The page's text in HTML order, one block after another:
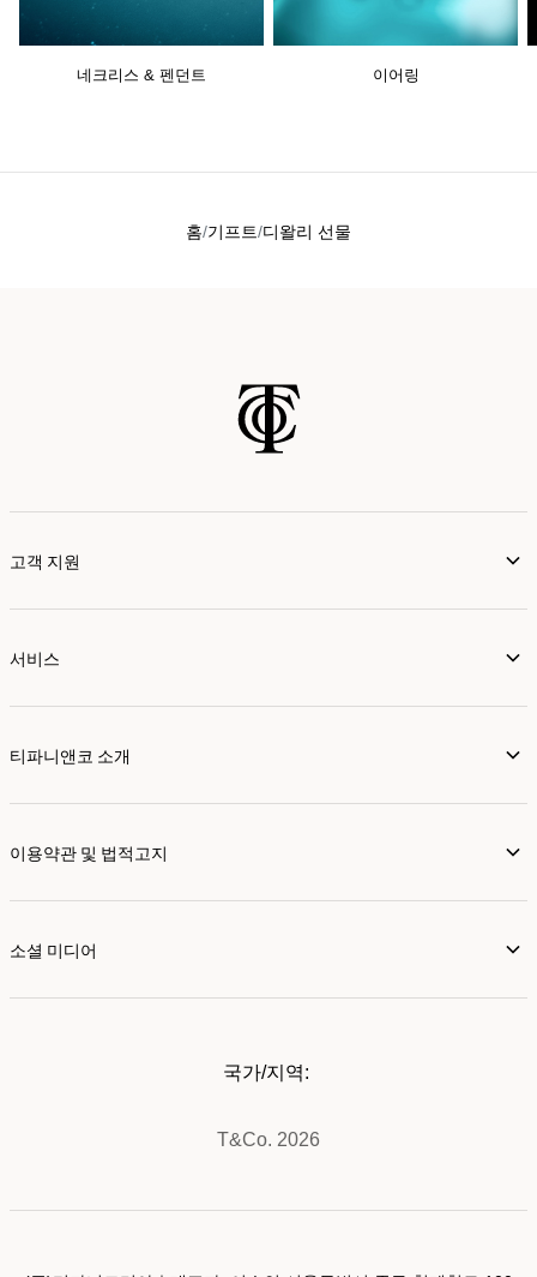
네크리스 & 펜던트 이어링
홈 기프트 디왈리 선물
고객 지원
서비스
티파니앤코 소개
이용약관 및 법적고지
소셜 미디어
T&Co. 2026
국가/지역: